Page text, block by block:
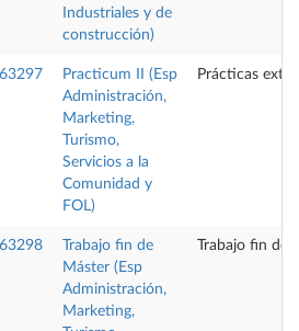
Industriales y de
construcción)
63297
Practicum II (Esp
Administración,
Marketing,
Turismo,
Servicios a la
Comunidad y
FOL)
Prácticas
63298
Trabajo fin de
Máster (Esp
Administración,
Marketing,
Trabajo fin de